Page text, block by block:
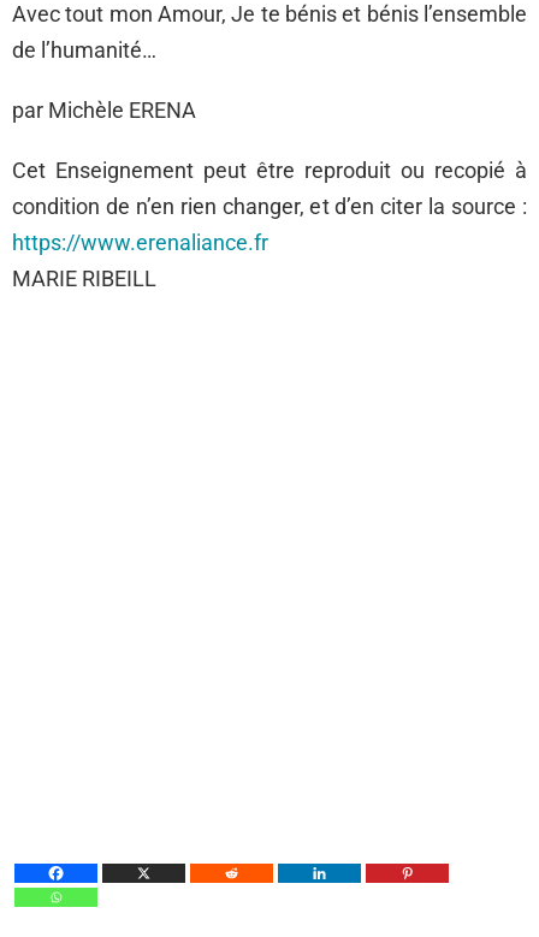
Avec tout mon Amour, Je te bénis et bénis l’ensemble
de l’humanité…
par Michèle ERENA
Cet Enseignement peut être reproduit ou recopié à
condition de n’en rien changer, et d’en citer la source :
https://www.erenaliance.fr
MARIE RIBEILL